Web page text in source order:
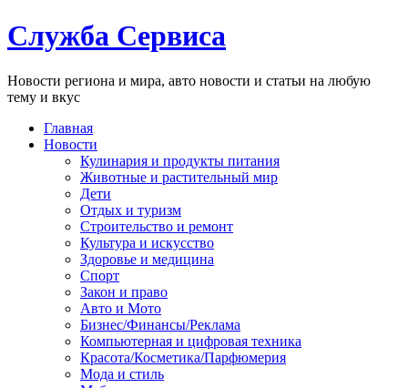
Служба Сервиса
Новости региона и мира, авто новости и статьи на любую
тему и вкус
Главная
Новости
Кулинария и продукты питания
Животные и растительный мир
Дети
Отдых и туризм
Строительство и ремонт
Культура и искусство
Здоровье и медицина
Спорт
Закон и право
Авто и Мото
Бизнес/Финансы/Реклама
Компьютерная и цифровая техника
Красота/Косметика/Парфюмерия
Мода и стиль